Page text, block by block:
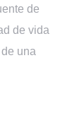
de
de vida
una